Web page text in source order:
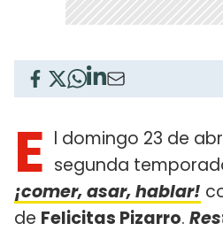
E l domingo 23 de
segunda
¡comer, asar, hablar!
de Felicitas Pizarro.